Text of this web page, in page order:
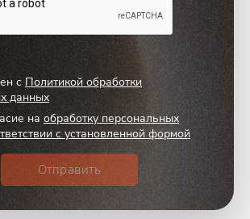
с Политикой обработки
данных
на обработку персональных
с установленной формой
Отправить